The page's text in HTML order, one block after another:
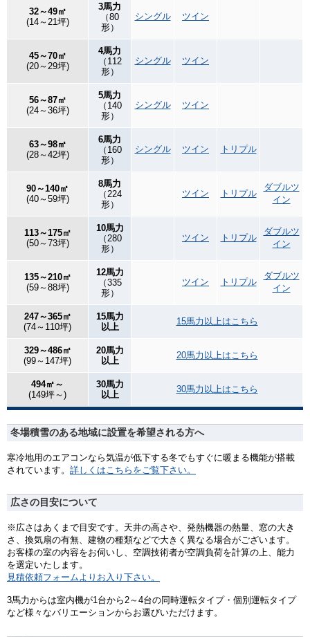
32～49㎡
(14～21坪)
3馬力
（80
形）
シングル ツイン
45～70㎡
(20～29坪)
4馬力
（112
形）
シングル ツイン
56～87㎡
(24～36坪)
5馬力
（140
形）
シングル ツイン
63～98㎡
(28～42坪)
6馬力
（160
形）
シングル ツイン トリプル
90～140㎡
(40～59坪)
8馬力
（224
形）
ツイン トリプル
ダブルツ
イン
113～175㎡
(50～73坪)
10馬力
（280
形）
ツイン トリプル
ダブルツ
イン
135～210㎡
(59～88坪)
12馬力
（335
形）
ツイン トリプル
ダブルツ
イン
247～365㎡
(74～110坪)
15馬力
以上
15馬力以上はこちら
329～486㎡
(99～147坪)
20馬力
以上
20馬力以上はこちら
494㎡～
(149坪～)
30馬力
以上
30馬力以上はこちら
冬場積雪のある地域に設置を希望される方へ
寒冷地用のエアコンなら気温が低下する冬でもすぐに暖まる機能が搭載
されています。 詳しくはこちらをご覧下さい。
広さの目安について
※広さはあくまで目安です。天井の高さや、発熱機器の熱量、窓の大き
さ、換気扇の有無、建物の種類などで大きく異なる場合がございます。
お客様の室の内容をお伺いし、空調技術者が空調負荷を計算の上、能力
を選定いたします。
見積依頼フォームよりお入り下さい。
3馬力からは室内機が1台から2～4台の同時運転タイプ・個別運転タイプ
など様々なバリエーションからお選びいただけます。